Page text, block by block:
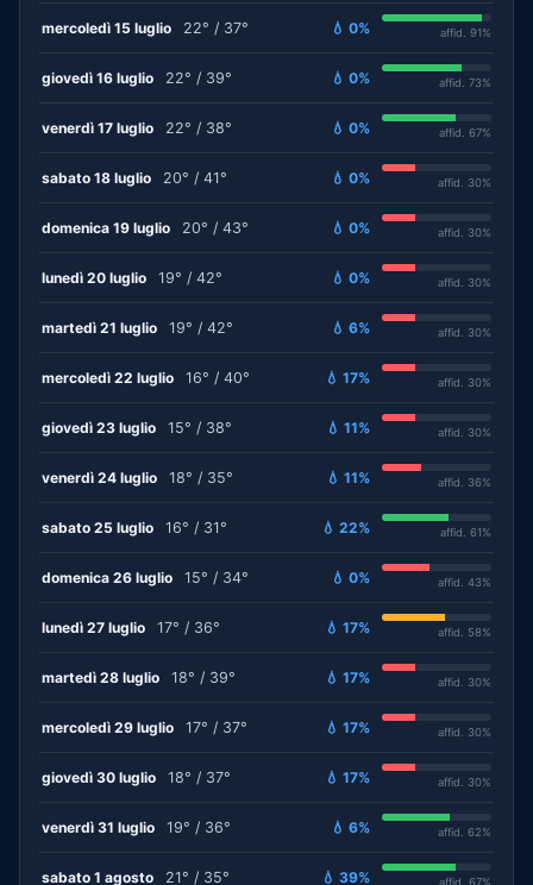
mercoledì 15 luglio 22° / 37° 💧 0% affid. 91%
giovedì 16 luglio 22° / 39° 💧 0% affid. 73%
venerdì 17 luglio 22° / 38° 💧 0% affid. 67%
sabato 18 luglio 20° / 41° 💧 0% affid. 30%
domenica 19 luglio 20° / 43° 💧 0% affid. 30%
lunedì 20 luglio 19° / 42° 💧 0% affid. 30%
martedì 21 luglio 19° / 42° 💧 6% affid. 30%
mercoledì 22 luglio 16° / 40° 💧 17% affid. 30%
giovedì 23 luglio 15° / 38° 💧 11% affid. 30%
venerdì 24 luglio 18° / 35° 💧 11% affid. 36%
sabato 25 luglio 16° / 31° 💧 22% affid. 61%
domenica 26 luglio 15° / 34° 💧 0% affid. 43%
lunedì 27 luglio 17° / 36° 💧 17% affid. 58%
martedì 28 luglio 18° / 39° 💧 17% affid. 30%
mercoledì 29 luglio 17° / 37° 💧 17% affid. 30%
giovedì 30 luglio 18° / 37° 💧 17% affid. 30%
venerdì 31 luglio 19° / 36° 💧 6% affid. 62%
sabato 1 agosto 21° / 35° 💧 39% affid. 67%